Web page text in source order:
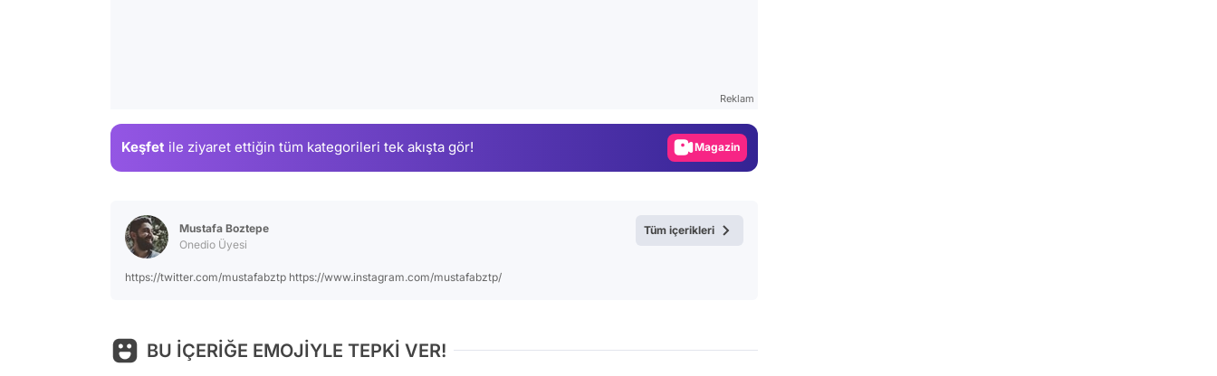
Reklam
Keşfet ile ziyaret ettiğin tüm kategorileri tek akışta gör! Magazin
Mustafa Boztepe
Onedio Üyesi
https://twitter.com/mustafabztp https://www.instagram.com/mustafabztp/
Tüm içerikleri
BU İÇERİĞE EMOJİYLE TEPKİ VER!